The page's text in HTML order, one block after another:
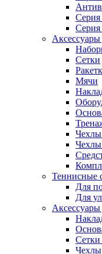
Серия
Аксессуары
Сетки
Мячи
Чехлы
Чехлы
Теннисные
Для
Для
Аксессуары
Сетки
Чехлы